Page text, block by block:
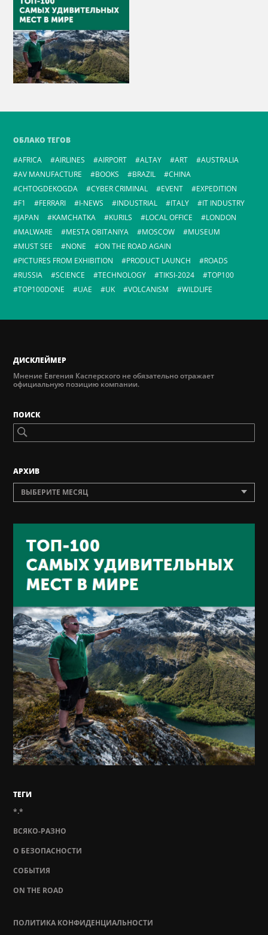
ОБЛАКО ТЕГОВ
AFRICA
AIRLINES AIRPORT ALTAY ART
AUSTRALIA
AV MANUFACTURE
BOOKS BRAZIL
CHINA
CHTOGDEKOGDA
CYBER CRIMINAL EVENT
EXPEDITION
F1
FERRARI I-NEWS INDUSTRIAL ITALY
IT INDUSTRY
JAPAN
KAMCHATKA KURILS LOCAL OFFICE
LONDON
MALWARE
MESTA OBITANIYA MOSCOW
MUSEUM
MUST SEE
NONE
ON THE ROAD AGAIN
PICTURES FROM EXHIBITION
PRODUCT LAUNCH
ROADS
RUSSIA
SCIENCE TECHNOLOGY TIKSI-2024
TOP100
TOP100DONE
UAE UK VOLCANISM WILDLIFE
ДИСКЛЕЙМЕР
Мнение Евгения Касперского не обязательно отражает
официальную позицию компании.
ПОИСК
AРХИВ
ВЫБЕРИТЕ МЕСЯЦ
ТЕГИ
*.*
ВСЯКО-РАЗНО
О БЕЗОПАСНОСТИ
СОБЫТИЯ
ON THE ROAD
ПОЛИТИКА КОНФИДЕНЦИАЛЬНОСТИ